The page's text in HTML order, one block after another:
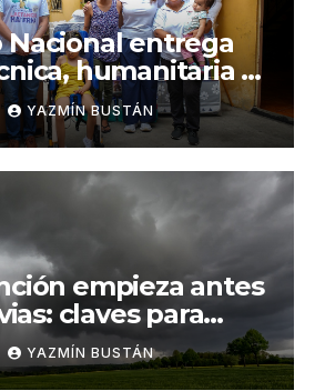
Nacional entrega
humanitaria y
Gallegos Lara a
situación de
YAZMÍN BUSTÁN
empieza antes
claves para
cultivos frente a
YAZMÍN BUSTÁN